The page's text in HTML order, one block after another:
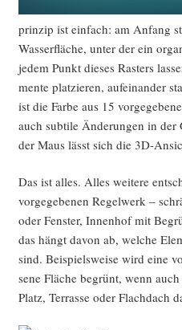
prin­zip ist ein­fach: am Anfang
Was­ser­flä­che, unter der ein
jedem Punkt die­ses Ras­ters
men­te plat­zie­ren, auf­ein­an­der
ist die Far­be aus 15
auch sub­ti­le Ände­run­gen in
der Maus lässt sich die 3D-
Das ist alles. Alles wei­te­re
vor­ge­ge­be­nen Regel­werk –
oder Fens­ter, Innen­hof mit
das hängt davon ab, wel­che
sind. Bei­spiels­wei­se wird eine
se­ne Flä­che begrünt, wenn
Platz, Ter­ras­se oder Flach­dach